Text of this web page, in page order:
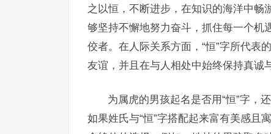
之以恒，不断进步，在知识的海洋中畅
够坚持不懈地努力奋斗，抓住每一个机
佼者。在人际关系方面，“恒”字所代表
友谊，并且在与人相处中始终保持真诚
为属虎的男孩起名是否用“恒”字，
如果姓氏与“恒”字搭配起来富有美感且